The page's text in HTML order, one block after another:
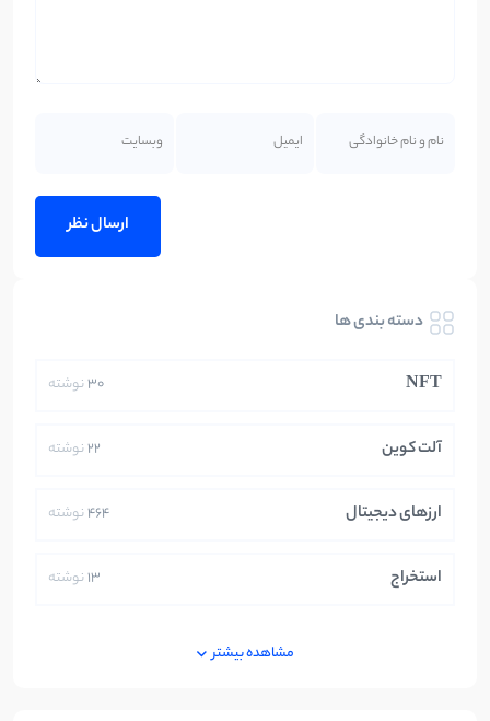
دسته بندی ها
NFT
30نوشته
آلت کوین 22نوشته
ارزهای دیجیتال 464نوشته
استخراج 13نوشته
مشاهده بیشتر